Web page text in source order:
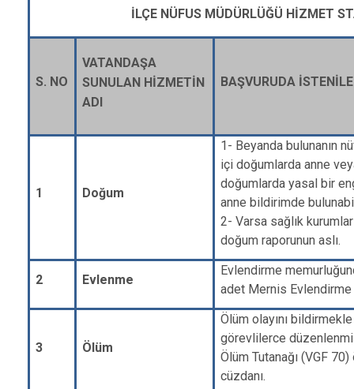
Yahyalı
İLÇE NÜFUS MÜDÜRLÜĞÜ HİZMET
S. NO
VATANDAŞA
SUNULAN HİZMETİN
ADI
BAŞVURUDA
1 Doğum
1- Beyanda bulunanın
içi doğumlarda anne
doğumlarda yasal bir
anne bildirimde
2- Varsa sağlık
doğum raporunun aslı.
2 Evlenme
Evlendirme
adet Mernis
3 Ölüm
Ölüm olayını
görevlilerce
Ölüm Tutanağı (VGF
cüzdanı.